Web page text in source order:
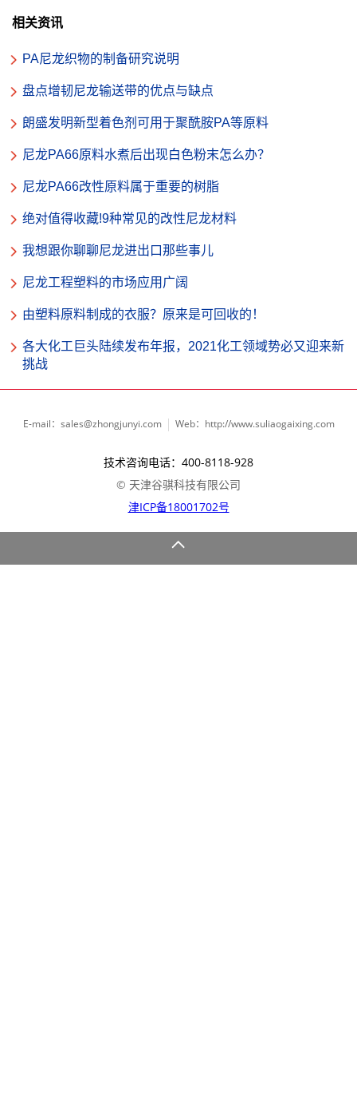
相关资讯
PA尼龙织物的制备研究说明
盘点增韧尼龙输送带的优点与缺点
朗盛发明新型着色剂可用于聚酰胺PA等原料
尼龙PA66原料水煮后出现白色粉末怎么办？
尼龙PA66改性原料属于重要的树脂
绝对值得收藏!9种常见的改性尼龙材料
我想跟你聊聊尼龙进出口那些事儿
尼龙工程塑料的市场应用广阔
由塑料原料制成的衣服？原来是可回收的！
各大化工巨头陆续发布年报，2021化工领域势必又迎来新
挑战
E-mail：sales@zhongjunyi.com Web：http://www.suliaogaixing.com
技术咨询电话：400-8118-928
© 天津谷骐科技有限公司
津ICP备18001702号